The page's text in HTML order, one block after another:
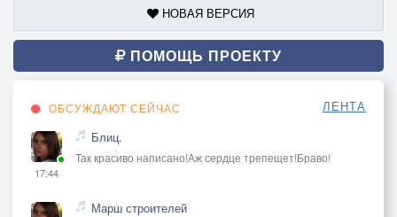
НОВАЯ ВЕРСИЯ
ПОМОЩЬ ПРОЕКТУ
ОБСУЖДАЮТ СЕЙЧАС ЛЕНТА
17:44
Блиц.
Так красиво написано!Аж сердце трепещет!Браво!
Марш строителей